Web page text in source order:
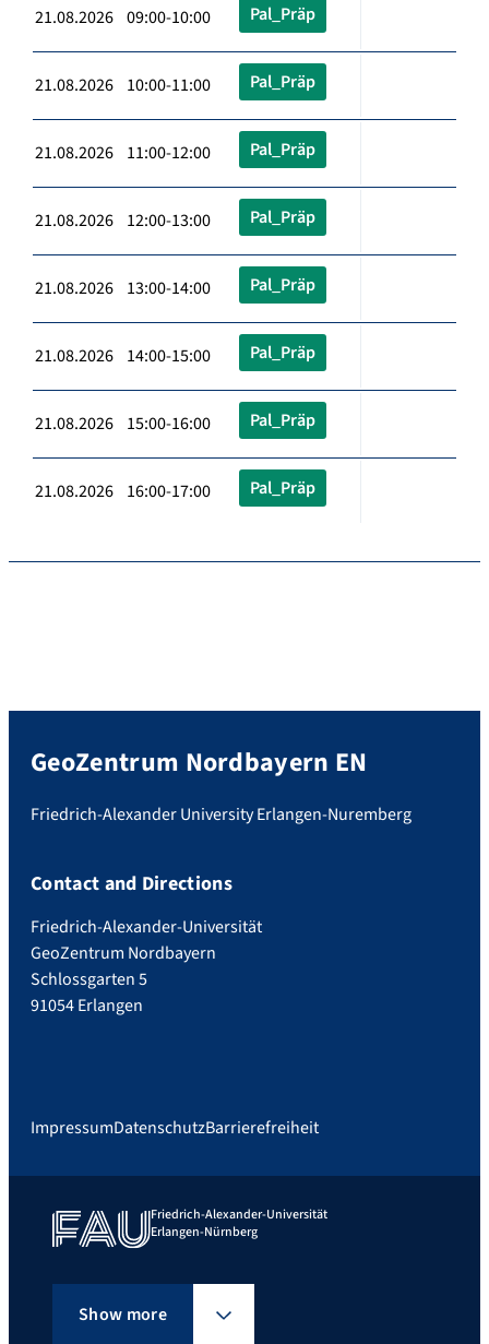
21.08.2026 09:00-10:00 Pal_Präp
21.08.2026 10:00-11:00 Pal_Präp
21.08.2026 11:00-12:00 Pal_Präp
21.08.2026 12:00-13:00 Pal_Präp
21.08.2026 13:00-14:00 Pal_Präp
21.08.2026 14:00-15:00 Pal_Präp
21.08.2026 15:00-16:00 Pal_Präp
21.08.2026 16:00-17:00 Pal_Präp
GeoZentrum Nordbayern EN
Friedrich-Alexander University Erlangen-Nuremberg
Contact and Directions
Friedrich-Alexander-Universität
GeoZentrum Nordbayern
Schlossgarten 5
91054 Erlangen
ImpressumDatenschutzBarrierefreiheit
Friedrich-Alexander-Universität
Erlangen-Nürnberg
Show more